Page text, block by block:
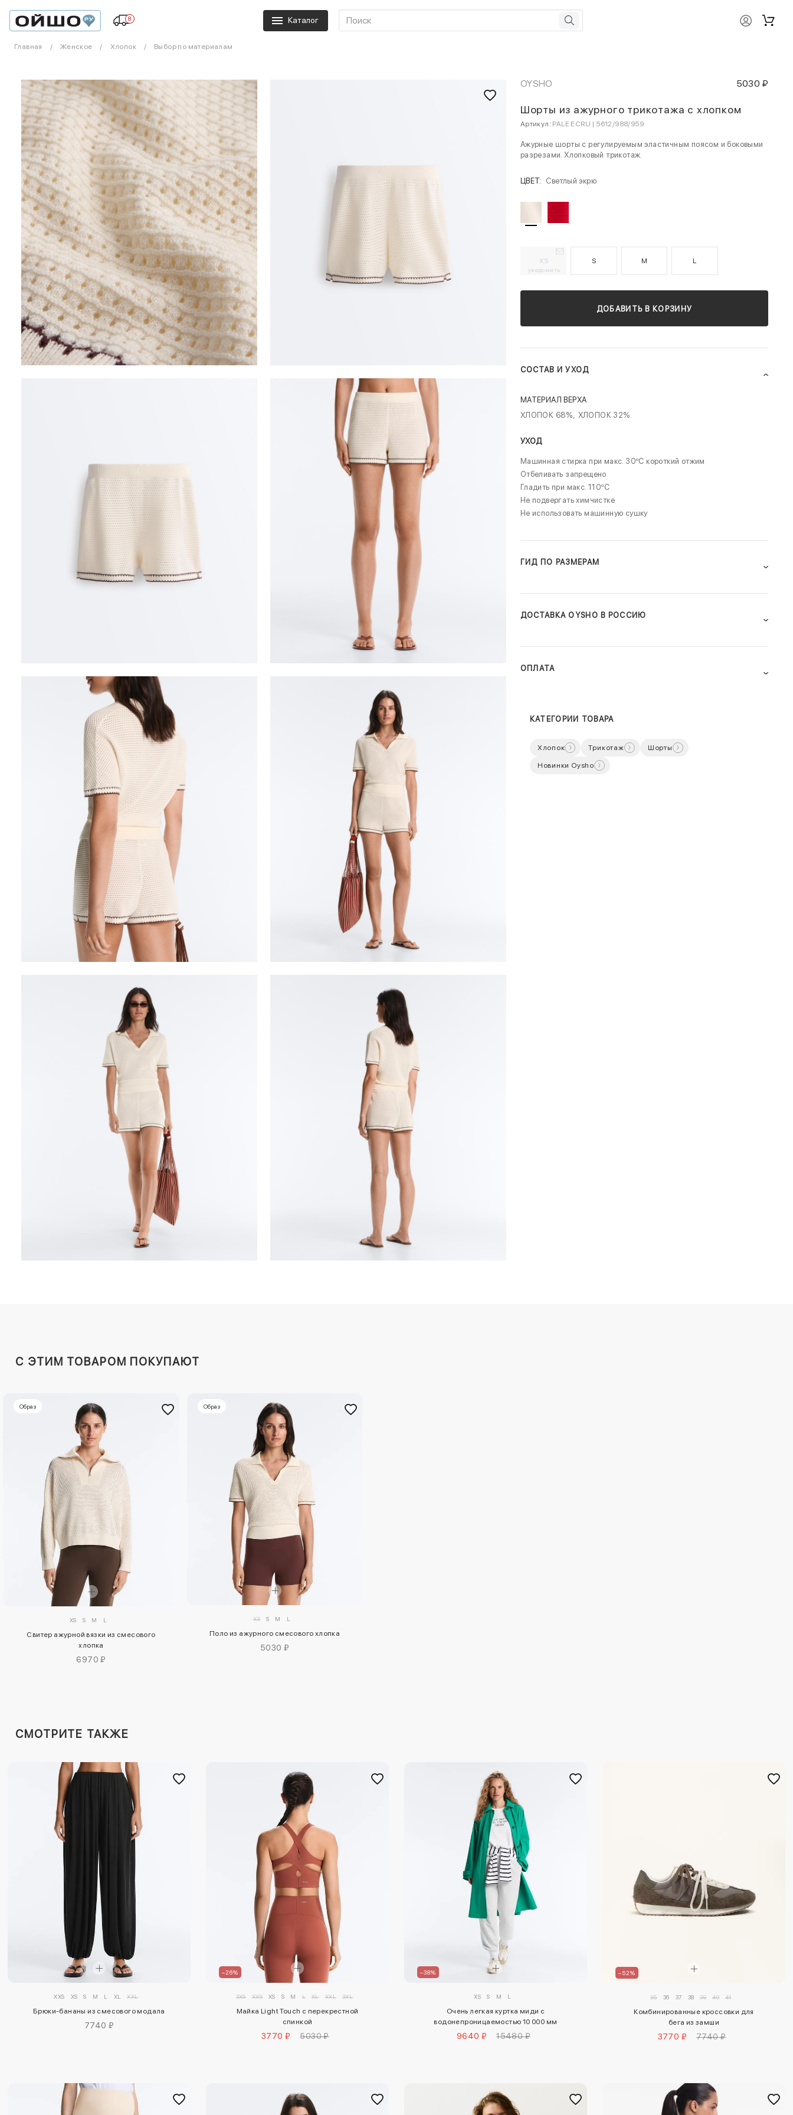
8 Каталог
Главная Женское Хлопок Выбор по материалам
OYSHO 5030 ₽
Шорты из ажурного трикотажа с хлопком
Артикул: PALE ECRU | 5612/988/959
Ажурные шорты с регулируемым эластичным поясом и боковыми
разрезами. Хлопковый трикотаж.
ЦВЕТ: Светлый экрю
XS
уведомить
S M L
ДОБАВИТЬ В КОРЗИНУ
СОСТАВ И УХОД
МАТЕРИАЛ ВЕРХА
ХЛОПОК 68%, ХЛОПОК 32%.
УХОД
Машинная стирка при макс. 30ºC короткий отжим
Отбеливать запрещено
Гладить при макс. 110ºC
Не подвергать химчистке
Не использовать машинную сушку
ГИД ПО РАЗМЕРАМ
ДОСТАВКА OYSHO В РОССИЮ
ОПЛАТА
КАТЕГОРИИ ТОВАРА
Хлопок Трикотаж Шорты
Новинки Oysho
C ЭТИМ ТОВАРОМ ПОКУПАЮТ
Образ
XS S M L
Свитер ажурной вязки из смесового
хлопка
6970 ₽
Образ
XS S M L
Поло из ажурного смесового хлопка
5030 ₽
СМОТРИТЕ ТАКЖЕ
XXS XS S M L XL XXL
Брюки-бананы из смесового модала
7740 ₽
–26%
3XS XXS XS S M L XL XXL 3XL
Майка Light Touch с перекрестной
спинкой
3770 ₽ 5030 ₽
–38%
XS S M L
Очень легкая куртка миди с
водонепроницаемостью 10 000 мм
9640 ₽ 15480 ₽
–52%
35 36 37 38 39 40 41
Комбинированные кроссовки для
бега из замши
3770 ₽ 7740 ₽